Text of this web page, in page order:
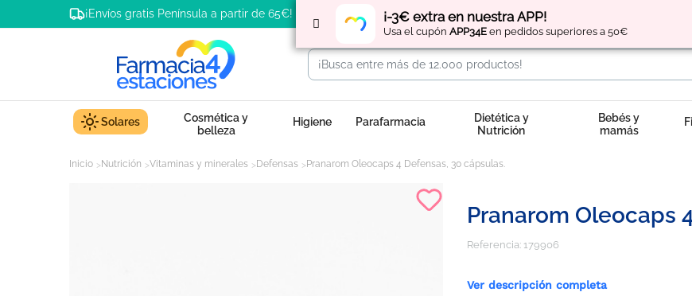
¡-3€ extra en nuestra APP!
Usa el cupón APP34E en pedidos superiores a 50€
¡Envíos gratis Península a partir de 65€! Regístratey obtén
Solares
Cosmética y
belleza
Higiene Parafarmacia
Dietética y
Nutrición
Bebés y
mamás
Inicio Nutrición Vitaminas y minerales Defensas Pranarom Oleocaps 4 Defensas, 30 cápsulas.
Pranarom Oleocaps
Referencia: 179906
Ver descripción completa